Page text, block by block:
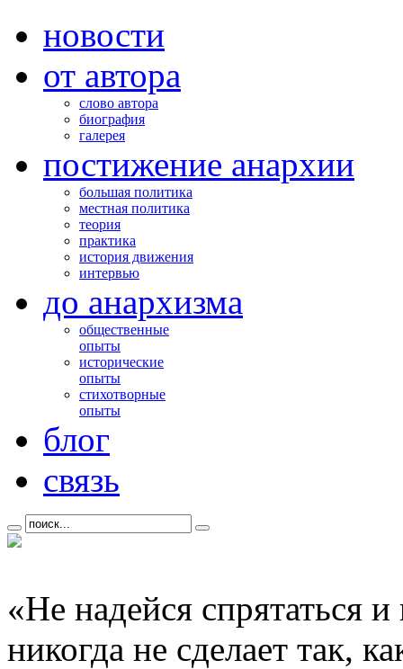
новости
от автора
слово автора
биография
галерея
постижение анархии
большая политика
местная политика
теория
практика
история движения
интервью
до анархизма
общественные
опыты
исторические
опыты
стихотворные
опыты
блог
связь
«Не надейся спрятаться
никогда не сделает так,